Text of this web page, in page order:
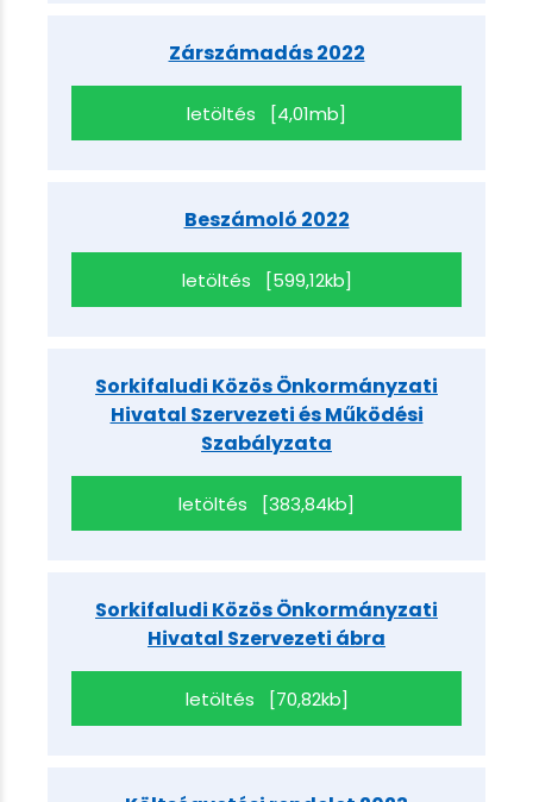
Zárszámadás 2022
letöltés [4,01mb]
Beszámoló 2022
letöltés [599,12kb]
Sorkifaludi Közös Önkormányzati
Hivatal Szervezeti és Működési
Szabályzata
letöltés [383,84kb]
Sorkifaludi Közös Önkormányzati
Hivatal Szervezeti ábra
letöltés [70,82kb]